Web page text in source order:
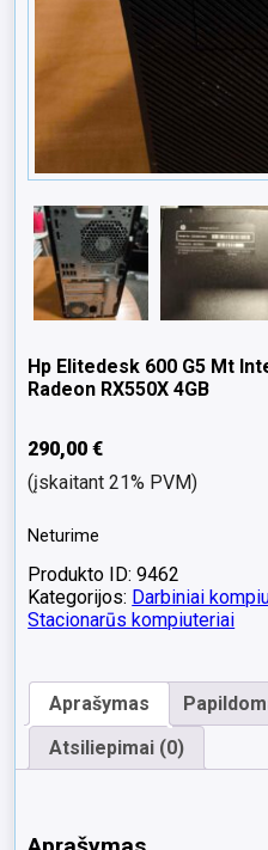
Hp Elitedesk 600 G5 Mt
Radeon RX550X 4GB
290,00€
(įskaitant 21% PVM)
Neturime
Produkto ID: 9462
Kategorijos: Darbiniai
Stacionarūs kompiuteriai
Aprašymas
Atsiliepimai (0)